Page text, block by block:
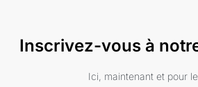
Inscrivez-vous à
Ici, maintenant et pour